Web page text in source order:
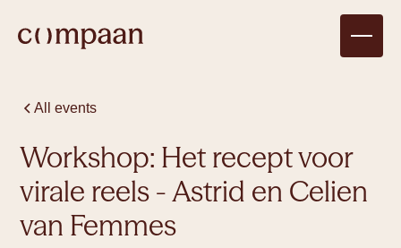
All events
Workshop: Het recept voor
virale reels - Astrid en Celien
van Femmes